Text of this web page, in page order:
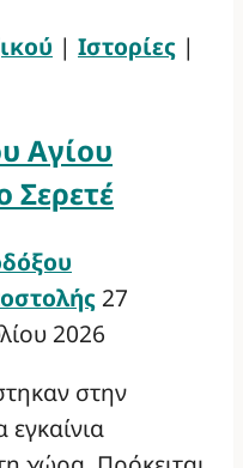
| Ιστορίες |
Αγίου
Σερετέ
27
2026
στην